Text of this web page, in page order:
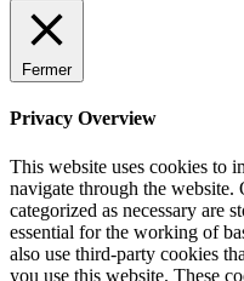
Fermer
Privacy Overview
This website uses cookies to
navigate through the website.
categorized as necessary are
essential for the working of
also use third-party cookies
you use this website. These